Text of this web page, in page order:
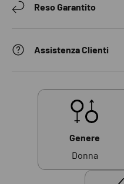
Reso Garantito
Assistenza Clienti
Genere
Donna